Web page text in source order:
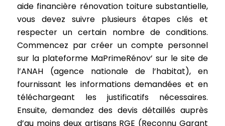
aide financière rénovation toiture substantielle,
vous devez suivre plusieurs étapes clés et
respecter un certain nombre de conditions.
Commencez par créer un compte personnel
sur la plateforme MaPrimeRénov’ sur le site de
l’ANAH (agence nationale de l’habitat), en
fournissant les informations demandées et en
téléchargeant les justificatifs nécessaires.
Ensuite, demandez des devis détaillés auprès
d’au moins deux artisans RGE (Reconnu Garant